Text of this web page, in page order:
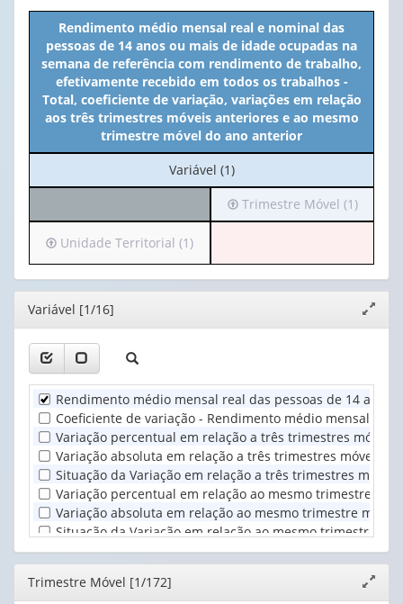
Rendimento médio mensal real e nominal das
pessoas de 14 anos ou mais de idade ocupadas na
semana de referência com rendimento de trabalho,
efetivamente recebido em todos os trabalhos -
Total, coeficiente de variação, variações em relação
aos três trimestres móveis anteriores e ao mesmo
trimestre móvel do ano anterior
No
cabeçalho:
(1)
Variável (1)
Irá
para
(possui
apenas
valor):
Móvel
(1)
Trimestre Móvel (1)
Irá
para
o
cabeçalho
(possui
apenas
1
valor):
Unidade
Territorial
(1)
Unidade Territorial (1)
Editor
janela
Variável [1/16]
Rendimento médio mensal real das pessoas de 14
Coeficiente de variação - Rendimento médio mensal
Variação percentual em relação a três trimestres
Variação absoluta em relação a três trimestres móveis
Situação da Variação em relação a três trimestres
Variação percentual em relação ao mesmo trimestre
Variação absoluta em relação ao mesmo trimestre
Situação da Variação em relação ao mesmo trimestre
Rendimento médio mensal nominal das pessoas de 14
Coeficiente de variação - Rendimento médio mensal
Variação percentual em relação a três trimestres
Editor
janela
Trimestre Móvel [1/172]